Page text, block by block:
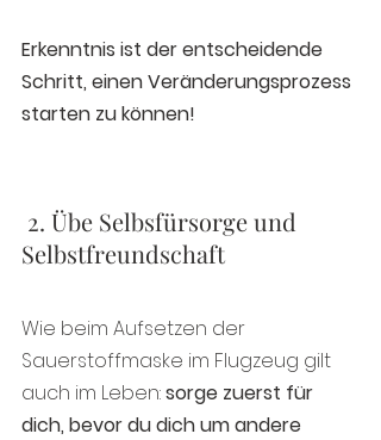
Erkenntnis ist der entscheidende
Schritt, einen Veränderungsprozess
starten zu können!
Selbstfreundschaft
Wie beim Aufsetzen der
Sauerstoffmaske im Flugzeug gilt
auch im Leben: sorge zuerst für
dich, bevor du dich um andere